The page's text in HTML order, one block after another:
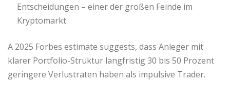
Entscheidungen – einer der großen Feinde im
Kryptomarkt.
A 2025 Forbes estimate suggests, dass Anleger mit
klarer Portfolio-Struktur langfristig 30 bis 50 Prozent
geringere Verlustraten haben als impulsive Trader.